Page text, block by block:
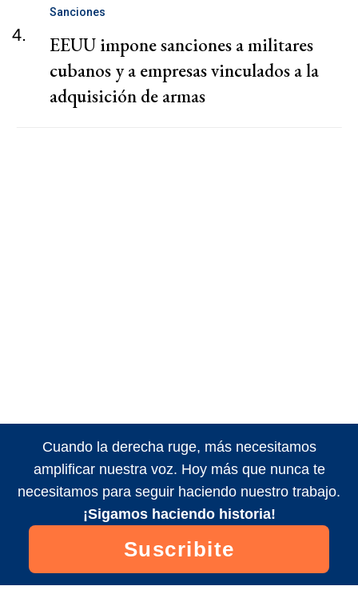
4.
Sanciones
EEUU impone sanciones a militares
cubanos y a empresas vinculados a la
adquisición de armas
Cuando la derecha ruge, más necesitamos
amplificar nuestra voz. Hoy más que nunca te
necesitamos para seguir haciendo nuestro trabajo.
¡Sigamos haciendo historia!
Suscribite